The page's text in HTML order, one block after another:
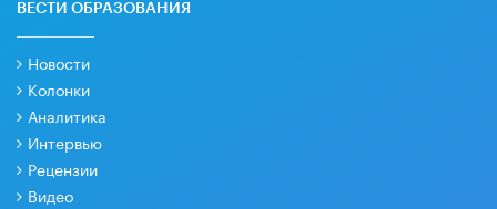
ВЕСТИ ОБРАЗОВАНИЯ
Новости
Колонки
Аналитика
Интервью
Рецензии
Видео